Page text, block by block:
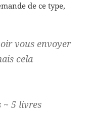
de ce type,
vous envoyer
cela
~ 5 livres